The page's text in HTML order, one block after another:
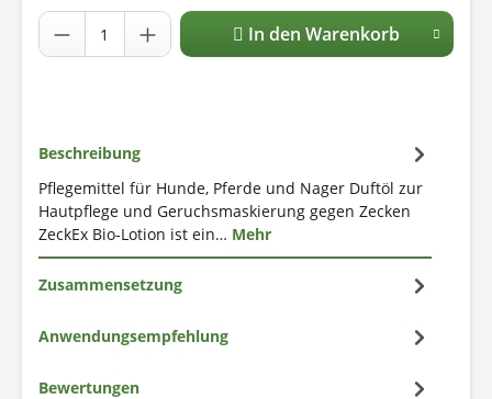
In den Warenkorb
Beschreibung
Pflegemittel für Hunde, Pferde und Nager Duftöl zur
Hautpflege und Geruchsmaskierung gegen Zecken
ZeckEx Bio-Lotion ist ein… Mehr
Zusammensetzung
Anwendungsempfehlung
Bewertungen